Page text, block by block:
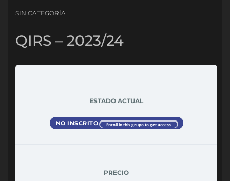
SIN CATEGORÍA
QIRS – 2023/24
ESTADO ACTUAL
NO INSCRITO Enroll in this grupo to get access
PRECIO